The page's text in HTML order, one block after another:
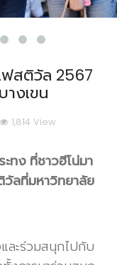
ฟสติวัล 2567
งเขน
1,814 View
ทง ที่ชาวฮีโน่มา
ลที่มหาวิทยาลัย
ละร่วมสนุกไปกับ